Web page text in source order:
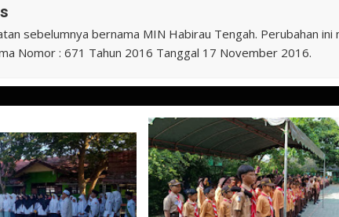
sebelumnya bernama MIN Habirau Tengah. Perubahan ini
Nomor : 671 Tahun 2016 Tanggal 17 November 2016.